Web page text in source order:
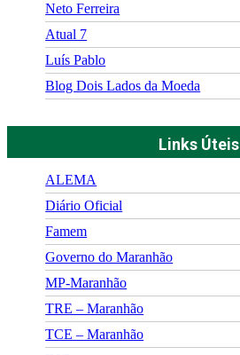
Neto Ferreira
Atual 7
Luís Pablo
Blog Dois Lados da Moeda
Links Úteis
ALEMA
Diário Oficial
Famem
Governo do Maranhão
MP-Maranhão
TRE – Maranhão
TCE – Maranhão